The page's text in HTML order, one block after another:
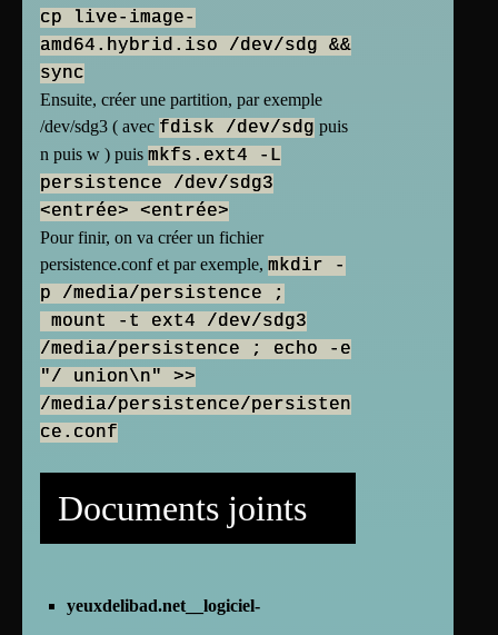
cp live-image-
amd64.hybrid.iso /dev/sdg &&
sync
Ensuite, créer une partition, par exemple
/dev/sdg3 ( avec fdisk /dev/sdg puis
n puis w ) puis mkfs.ext4 -L
persistence /dev/sdg3
<entrée> <entrée>
Pour finir, on va créer un fichier
persistence.conf et par exemple, mkdir -
p /media/persistence ;
mount -t ext4 /dev/sdg3
/media/persistence ; echo -e
"/ union\n" >>
/media/persistence/persisten
ce.conf
Documents joints
yeuxdelibad.net__logiciel-